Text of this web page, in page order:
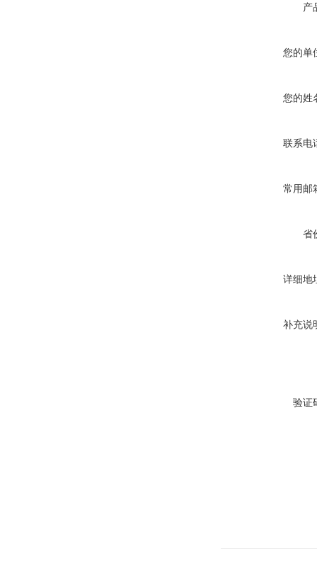
产
您的单
您的姓
联系电
常用邮
省
详细地
补充说
验证